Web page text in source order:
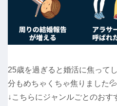
25歳を過ぎると婚活に焦って
分もめちゃくちゃ焦りました💦
↓こちらにジャンルごとのおす